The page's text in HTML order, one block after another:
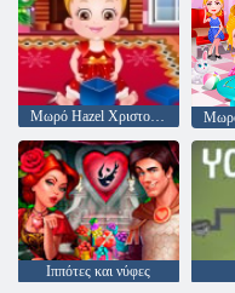
Ιππότες και νύφες